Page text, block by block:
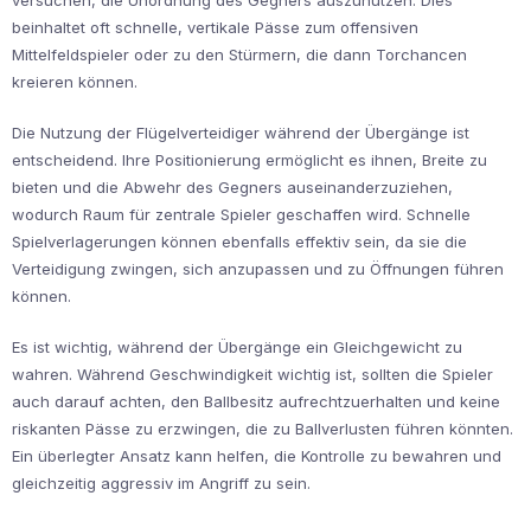
beinhaltet oft schnelle, vertikale Pässe zum offensiven
Mittelfeldspieler oder zu den Stürmern, die dann Torchancen
kreieren können.
Die Nutzung der Flügelverteidiger während der Übergänge ist
entscheidend. Ihre Positionierung ermöglicht es ihnen, Breite zu
bieten und die Abwehr des Gegners auseinanderzuziehen,
wodurch Raum für zentrale Spieler geschaffen wird. Schnelle
Spielverlagerungen können ebenfalls effektiv sein, da sie die
Verteidigung zwingen, sich anzupassen und zu Öffnungen führen
können.
Es ist wichtig, während der Übergänge ein Gleichgewicht zu
wahren. Während Geschwindigkeit wichtig ist, sollten die Spieler
auch darauf achten, den Ballbesitz aufrechtzuerhalten und keine
riskanten Pässe zu erzwingen, die zu Ballverlusten führen könnten.
Ein überlegter Ansatz kann helfen, die Kontrolle zu bewahren und
gleichzeitig aggressiv im Angriff zu sein.